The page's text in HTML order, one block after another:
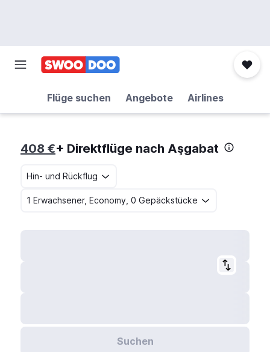
Flüge suchen Angebote Airlines
408 €+ Direktflüge nach Aşgabat
Hin- und Rückflug
1 Erwachsener, Economy, 0 Gepäckstücke
Suchen